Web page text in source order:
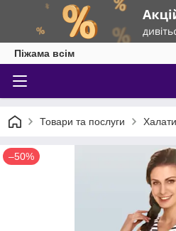
Піжама всім
Товари та послуги Халати
–50%